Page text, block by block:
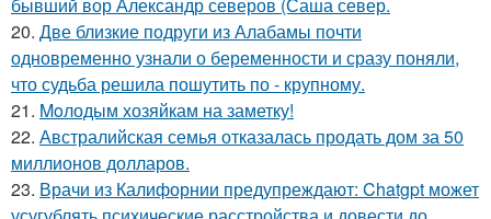
20. Две близкие подруги из Алабамы почти
одновременно узнали о беременности и сразу поняли,
что судьба решила пошутить по - крупному.
21. Moлодым хозяйкам на заметку!
22. Австралийская семья отказалась продать дом за 50
миллионов долларов.
23. Врачи из Калифорнии предупреждают: Chatgpt может